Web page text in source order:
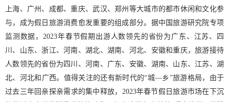
上海、广州、成都、重庆、武汉、郑州等大城市的都市休闲和文化参
与，成为假日旅游消费愈发重要的组成部分。据中国旅游研究院专项
监测数据，2023年春节假期出游人数领先的省份为广东、江苏、四
川、山东、浙江、河南、湖北、湖南、河北、安徽和重庆，旅游接待
人数领先的省份为四川、河南、广东、安徽、湖南、山东、江苏、湖
北、河北和广西。值得关注的还有新时代的“城—乡”旅游格局，由于
过去三年回亲探亲需求的集中释放，2023年春节假日旅游市场在下沉